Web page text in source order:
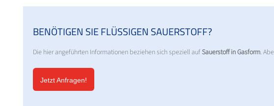
BENÖTIGEN SIE FLÜSSIGEN SAUERSTOFF?
Die hier angeführten Informationen beziehen sich speziell aufSauerstoff in Gasform.
Jetzt Anfragen!